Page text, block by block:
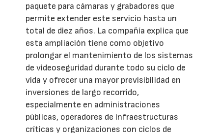
paquete para cámaras y grabadores que
permite extender este servicio hasta un
total de diez años. La compañía explica que
esta ampliación tiene como objetivo
prolongar el mantenimiento de los sistemas
de videoseguridad durante todo su ciclo de
vida y ofrecer una mayor previsibilidad en
inversiones de largo recorrido,
especialmente en administraciones
públicas, operadores de infraestructuras
críticas y organizaciones con ciclos de